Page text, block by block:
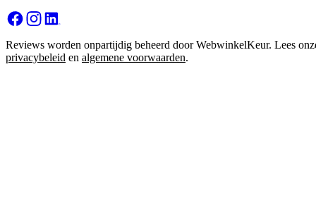
Reviews worden onpartijdig beheerd door WebwinkelKeur. Lees
privacybeleid en algemene voorwaarden.